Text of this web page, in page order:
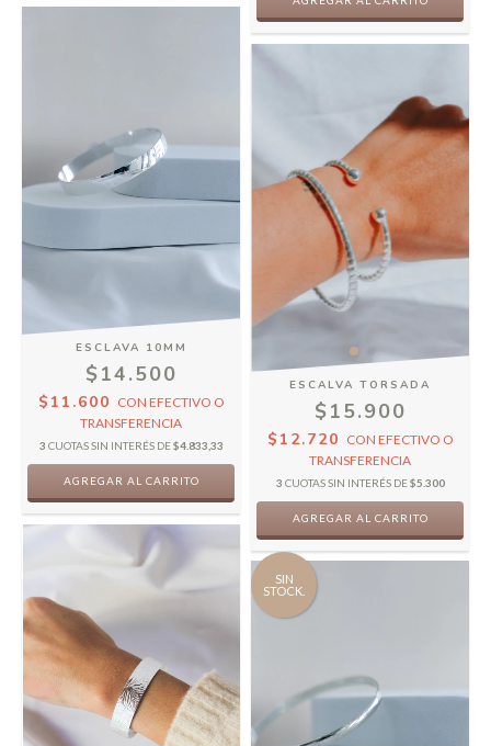
ESCLAVA 10MM
$14.500
$11.600 CON EFECTIVO O
TRANSFERENCIA
3 CUOTAS SIN INTERÉS DE$4.833,33
ESCALVA TORSADA
$15.900
$12.720 CON EFECTIVO O
TRANSFERENCIA
3 CUOTAS SIN INTERÉS DE$5.300
SIN
STOCK.